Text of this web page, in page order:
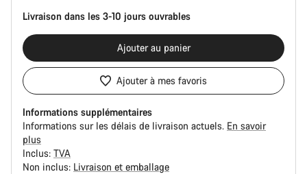
Livraison dans les 3-10 jours ouvrables
Ajouter au panier
Ajouter à mes favoris
Informations supplémentaires
Informations sur les délais de livraison actuels. En savoir
plus
Inclus: TVA
Non inclus: Livraison et emballage